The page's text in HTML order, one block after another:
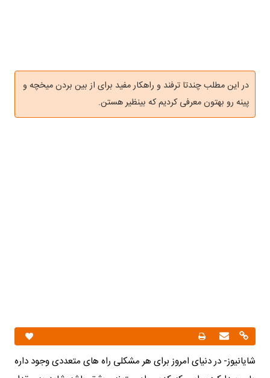
در این مطلب چندتا ترفند و راهکار مفید برای از بین بردن میخچه و
پینه رو بهتون معرفی کردیم که بینظیر هستن.
شایانیوز- در دنیای امروز برای هر مشکلی راه های متعددی وجود داره